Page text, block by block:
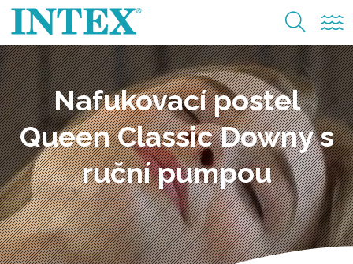
Nafukovací postel
Queen Classic Downy s
ruční pumpou